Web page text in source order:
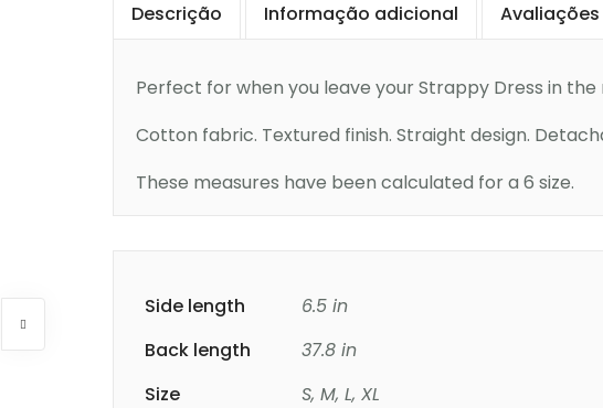
Descrição Informação adicional
Perfect for when you leave your Strappy Dress in the
Cotton fabric. Textured finish. Straight design.
These measures have been calculated for a 6 size.
Side length
6.5 in
Back length
37.8 in
Size
S, M, L, XL